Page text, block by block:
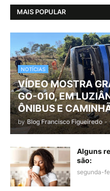
MAIS POPULAR
NOTÍCIAS
VÍDEO MOSTRA
GO-010, EM
ÔNIBUS E
by Blog Francisco Figueiredo -
Alguns
são:
segunda-